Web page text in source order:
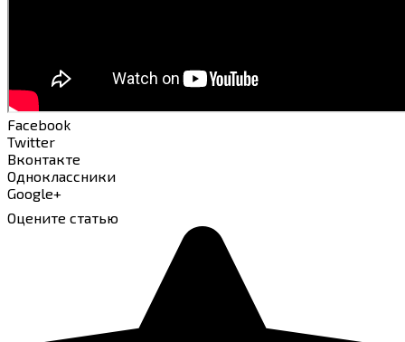
Facebook
Twitter
Вконтакте
Одноклассники
Google+
Оцените статью